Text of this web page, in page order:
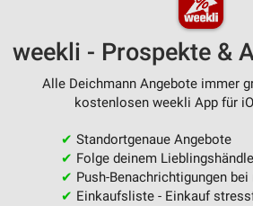
weekli - Prospekte &
Alle Deichmann Angebote immer
kostenlosen weekli App für
✔ Standortgenaue Angebote
✔ Folge deinem
✔ Push-Benachrichtigungen
✔ Einkaufsliste - Einkauf